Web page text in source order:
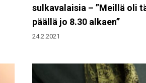
sulkavalaisia – ”Meillä oli
päällä jo 8.30 alkaen”
24.2.2021